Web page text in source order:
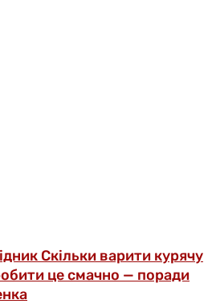
Скільки варити курячу
це смачно — поради